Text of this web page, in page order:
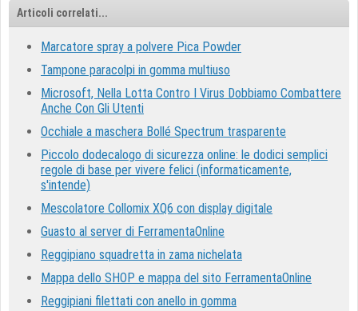
Articoli correlati...
Marcatore spray a polvere Pica Powder
Tampone paracolpi in gomma multiuso
Microsoft, Nella Lotta Contro I Virus Dobbiamo Combattere
Anche Con Gli Utenti
Occhiale a maschera Bollé Spectrum trasparente
Piccolo dodecalogo di sicurezza online: le dodici semplici
regole di base per vivere felici (informaticamente,
s'intende)
Mescolatore Collomix XQ6 con display digitale
Guasto al server di FerramentaOnline
Reggipiano squadretta in zama nichelata
Mappa dello SHOP e mappa del sito FerramentaOnline
Reggipiani filettati con anello in gomma